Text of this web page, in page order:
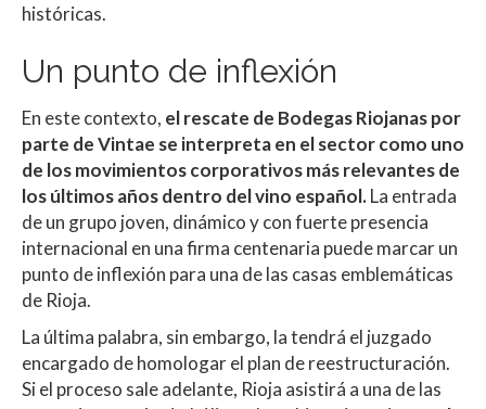
históricas.
Un punto de inflexión
En este contexto, el rescate de Bodegas Riojanas por
parte de Vintae se interpreta en el sector como uno
de los movimientos corporativos más relevantes de
los últimos años dentro del vino español.La entrada
de un grupo joven, dinámico y con fuerte presencia
internacional en una firma centenaria puede marcar un
punto de inflexión para una de las casas emblemáticas
de Rioja.
La última palabra, sin embargo, la tendrá el juzgado
encargado de homologar el plan de reestructuración.
Si el proceso sale adelante, Rioja asistirá a una de las